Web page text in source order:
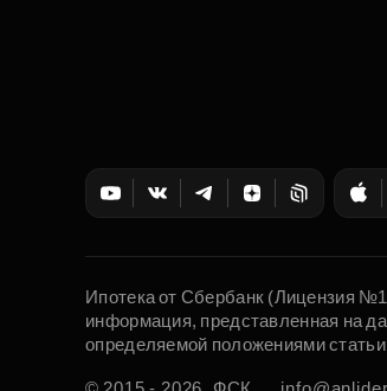
Ипотека от Сбербанк (Лицензия
информация, представленная на
определяемой положениями